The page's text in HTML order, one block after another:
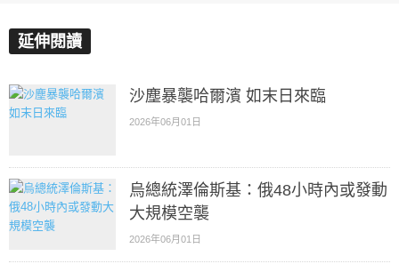
延伸閱讀
沙塵暴襲哈爾濱 如末日來臨
2026年06月01日
烏總統澤倫斯基：俄48小時內或發動
大規模空襲
2026年06月01日